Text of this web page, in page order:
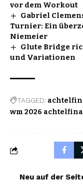
vor dem Workout
Gabriel
Turnier: Ein
Niemeier
Glute Bridge
und Variationen
TAGGED:
wm 2026
Neu auf der